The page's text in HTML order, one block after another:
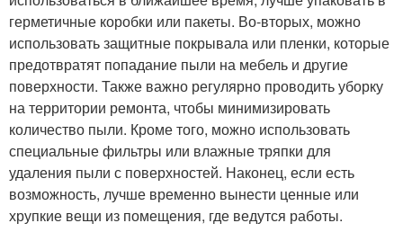
герметичные коробки или пакеты. Во-вторых, можно
использовать защитные покрывала или пленки, которые
предотвратят попадание пыли на мебель и другие
поверхности. Также важно регулярно проводить уборку
на территории ремонта, чтобы минимизировать
количество пыли. Кроме того, можно использовать
специальные фильтры или влажные тряпки для
удаления пыли с поверхностей. Наконец, если есть
возможность, лучше временно вынести ценные или
хрупкие вещи из помещения, где ведутся работы.